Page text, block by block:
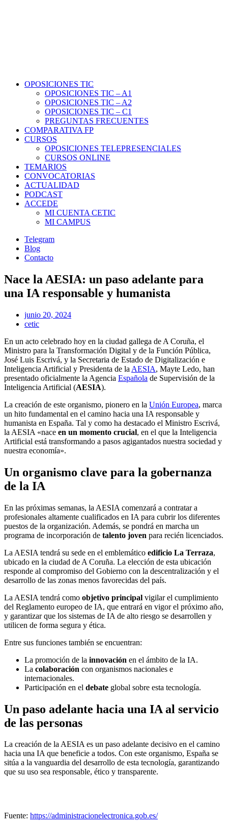
OPOSICIONES TIC
OPOSICIONES TIC – A1
OPOSICIONES TIC – A2
OPOSICIONES TIC – C1
PREGUNTAS FRECUENTES
COMPARATIVA FP
CURSOS
OPOSICIONES TELEPRESENCIALES
CURSOS ONLINE
TEMARIOS
CONVOCATORIAS
ACTUALIDAD
PODCAST
ACCEDE
MI CUENTA CETIC
MI CAMPUS
Telegram
Blog
Contacto
Nace la AESIA: un paso adelante para
una IA responsable y humanista
junio 20, 2024
cetic
En un acto celebrado hoy en la ciudad gallega de A Coruña, el
Ministro para la Transformación Digital y de la Función Pública,
José Luis Escrivá, y la Secretaria de Estado de Digitalización e
Inteligencia Artificial y Presidenta de la AESIA, Mayte Ledo, han
presentado oficialmente la Agencia Española de Supervisión de la
Inteligencia Artificial (AESIA).
La creación de este organismo, pionero en la Unión Europea, marca
un hito fundamental en el camino hacia una IA responsable y
humanista en España. Tal y como ha destacado el Ministro Escrivá,
la AESIA «nace en un momento crucial, en el que la Inteligencia
Artificial está transformando a pasos agigantados nuestra sociedad y
nuestra economía».
Un organismo clave para la gobernanza
de la IA
En las próximas semanas, la AESIA comenzará a contratar a
profesionales altamente cualificados en IA para cubrir los diferentes
puestos de la organización. Además, se pondrá en marcha un
programa de incorporación de talento joven para recién licenciados.
La AESIA tendrá su sede en el emblemático edificio La Terraza,
ubicado en la ciudad de A Coruña. La elección de esta ubicación
responde al compromiso del Gobierno con la descentralización y el
desarrollo de las zonas menos favorecidas del país.
La AESIA tendrá como objetivo principal vigilar el cumplimiento
del Reglamento europeo de IA, que entrará en vigor el próximo año,
y garantizar que los sistemas de IA de alto riesgo se desarrollen y
utilicen de forma segura y ética.
Entre sus funciones también se encuentran:
La promoción de la innovación en el ámbito de la IA.
La colaboración con organismos nacionales e
internacionales.
Participación en el debate global sobre esta tecnología.
Un paso adelante hacia una IA al servicio
de las personas
La creación de la AESIA es un paso adelante decisivo en el camino
hacia una IA que beneficie a todos. Con este organismo, España se
sitúa a la vanguardia del desarrollo de esta tecnología, garantizando
que su uso sea responsable, ético y transparente.
Fuente: https://administracionelectronica.gob.es/